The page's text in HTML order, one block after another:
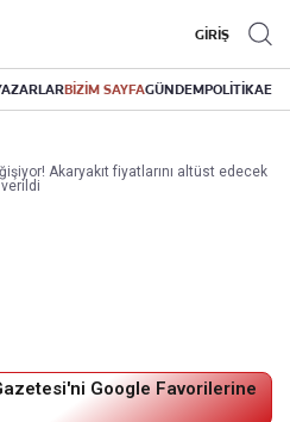
GİRİŞ
BİZİM SAYFAGÜNDEMPOLİTİKA
Akaryakıt fiyatlarını altüst edecek
Google Favorilerine